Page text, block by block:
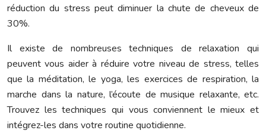
réduction du stress peut diminuer la chute de cheveux de
30%.
Il existe de nombreuses techniques de relaxation qui
peuvent vous aider à réduire votre niveau de stress, telles
que la méditation, le yoga, les exercices de respiration, la
marche dans la nature, l’écoute de musique relaxante, etc.
Trouvez les techniques qui vous conviennent le mieux et
intégrez-les dans votre routine quotidienne.